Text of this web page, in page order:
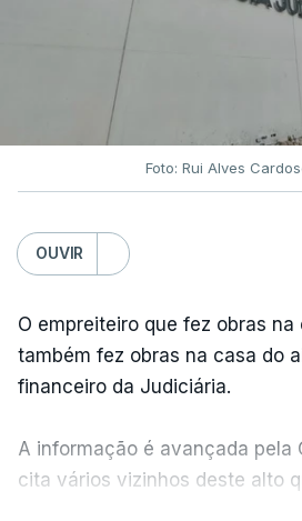
Foto: Rui Alves
OUVIR
O empreiteiro que fez obras
também fez obras na casa do
financeiro da Judiciária.
A informação é avançada pela
cita vários vizinhos deste alto